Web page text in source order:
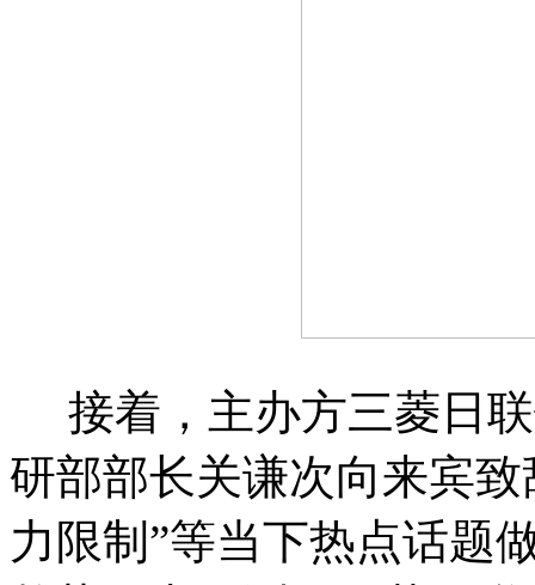
接着，主办方三菱日
研部部长关谦次向来宾
力限制”等当下热点话题